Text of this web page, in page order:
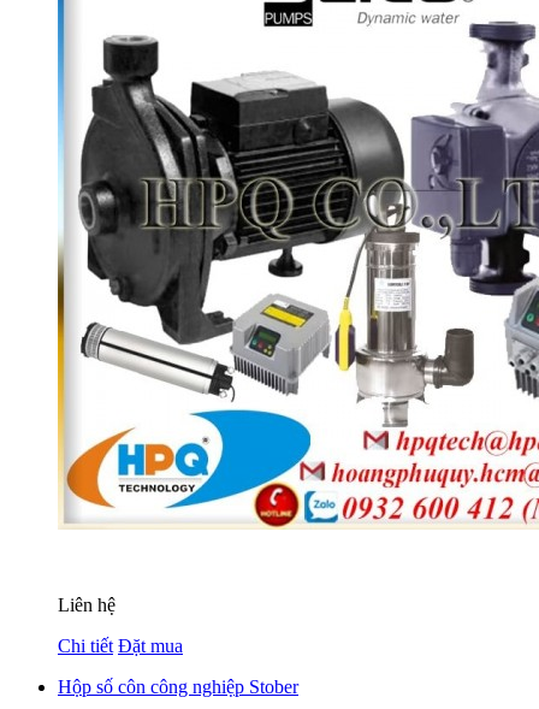
Liên hệ
Chi tiết Đặt mua
Hộp số côn công nghiệp Stober